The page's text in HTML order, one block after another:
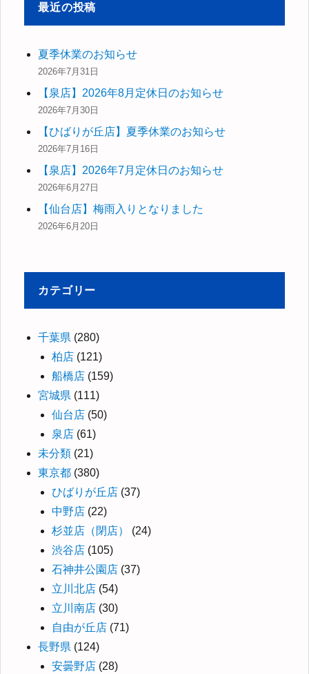
最近の投稿
夏季休業のお知らせ
2026年7月31日
【泉店】2026年8月定休日のお知らせ
2026年7月30日
【ひばりが丘店】夏季休業のお知らせ
2026年7月16日
【泉店】2026年7月定休日のお知らせ
2026年6月27日
【仙台店】梅雨入りとなりました
2026年6月20日
カテゴリー
千葉県 (280)
柏店 (121)
船橋店 (159)
宮城県 (111)
仙台店 (50)
泉店 (61)
未分類 (21)
東京都 (380)
ひばりが丘店 (37)
中野店 (22)
杉並店（閉店）
(24)
渋谷店 (105)
石神井公園店 (37)
立川北店 (54)
立川南店 (30)
自由が丘店 (71)
長野県 (124)
安曇野店 (28)